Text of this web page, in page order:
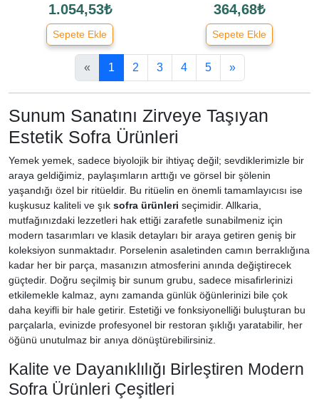
1.054,53₺
Sepete Ekle
364,68₺
Sepete Ekle
« 1 2 3 4 5 »
Sunum Sanatını Zirveye Taşıyan
Estetik Sofra Ürünleri
Yemek yemek, sadece biyolojik bir ihtiyaç değil; sevdiklerimizle bir
araya geldiğimiz, paylaşımların arttığı ve görsel bir şölenin
yaşandığı özel bir ritüeldir. Bu ritüelin en önemli tamamlayıcısı ise
kuşkusuz kaliteli ve şık sofra ürünleri seçimidir. Allkaria,
mutfağınızdaki lezzetleri hak ettiği zarafetle sunabilmeniz için
modern tasarımları ve klasik detayları bir araya getiren geniş bir
koleksiyon sunmaktadır. Porselenin asaletinden camın berraklığına
kadar her bir parça, masanızın atmosferini anında değiştirecek
güçtedir. Doğru seçilmiş bir sunum grubu, sadece misafirlerinizi
etkilemekle kalmaz, aynı zamanda günlük öğünlerinizi bile çok
daha keyifli bir hale getirir. Estetiği ve fonksiyonelliği buluşturan bu
parçalarla, evinizde profesyonel bir restoran şıklığı yaratabilir, her
öğünü unutulmaz bir anıya dönüştürebilirsiniz.
Kalite ve Dayanıklılığı Birleştiren Modern
Sofra Ürünleri Çeşitleri